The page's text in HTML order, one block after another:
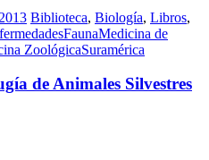
Biblioteca, Biología, Libros,
FaunaMedicina de
ZoológicaSuramérica
de Animales Silvestres